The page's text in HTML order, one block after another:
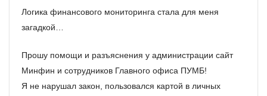
Логика финансового мониторинга стала для меня
загадкой…
Прошу помощи и разъяснения у администрации сайт
Минфин и сотрудников Главного офиса ПУМБ!
Я не нарушал закон, пользовался картой в личных